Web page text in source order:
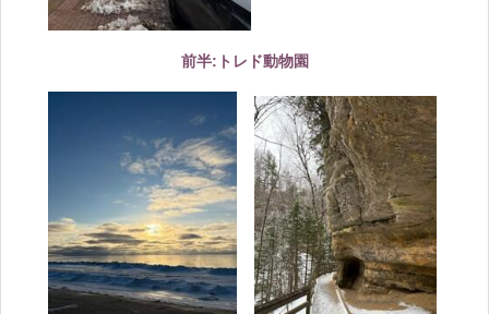
前半:トレド動物園